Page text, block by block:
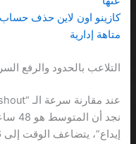
متاهة إدارية
التلاعب بالحدود والرفع
نجد